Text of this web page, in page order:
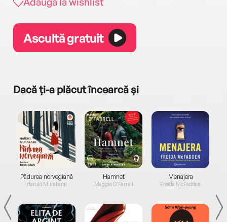
Ascultă gratuit
Dacă ți-a plăcut încearcă și
Pădurea norvegiană
Haruki Murakami
Hamnet
Maggie O'Farrell
Menajera
Freida McFadden